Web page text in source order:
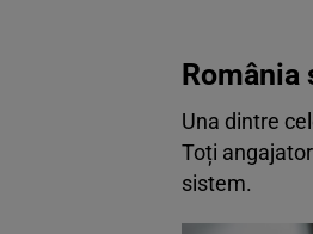
Una dintre
Toți
sistem.